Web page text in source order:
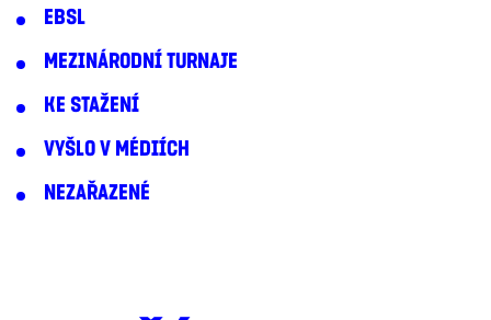
EBSL
MEZINÁRODNÍ TURNAJE
KE STAŽENÍ
VYŠLO V MÉDIÍCH
NEZAŘAZENÉ